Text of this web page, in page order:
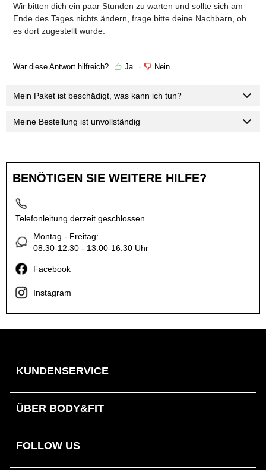
Wir bitten dich ein paar Stunden zu warten und sollte sich am
Ende des Tages nichts ändern, frage bitte deine Nachbarn, ob
es dort zugestellt wurde.
War diese Antwort hilfreich? Ja Nein
Mein Paket ist beschädigt, was kann ich tun?
Meine Bestellung ist unvollständig
BENÖTIGEN SIE WEITERE HILFE?
Telefonleitung derzeit geschlossen
Montag - Freitag:
08:30-12:30 - 13:00-16:30 Uhr
Facebook
Instagram
KUNDENSERVICE
ÜBER BODY&FIT
FOLLOW US